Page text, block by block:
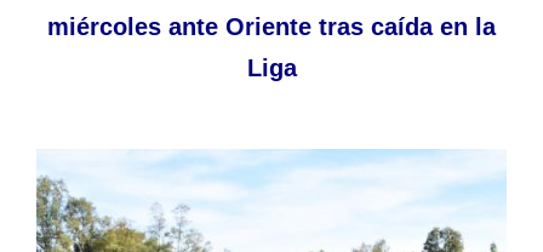
miércoles ante Oriente tras caída en la
Liga